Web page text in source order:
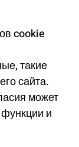
cookie
такие
сайта.
может
и